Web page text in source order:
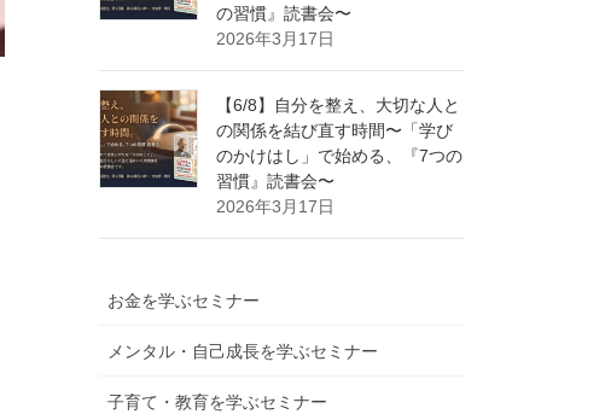
の習慣』読書会〜
2026年3月17日
【6/8】自分を整え、大切な人と
の関係を結び直す時間〜「学び
のかけはし」で始める、『7つの
習慣』読書会〜
2026年3月17日
お金を学ぶセミナー
メンタル・自己成長を学ぶセミナー
子育て・教育を学ぶセミナー